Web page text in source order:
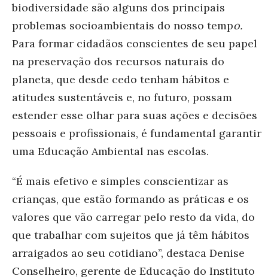
biodiversidade são alguns dos principais
problemas socioambientais do nosso tempo.
Para formar cidadãos conscientes de seu papel
na preservação dos recursos naturais do
planeta, que desde cedo tenham hábitos e
atitudes sustentáveis e, no futuro, possam
estender esse olhar para suas ações e decisões
pessoais e profissionais, é fundamental garantir
uma Educação Ambiental nas escolas.
“É mais efetivo e simples conscientizar as
crianças, que estão formando as práticas e os
valores que vão carregar pelo resto da vida, do
que trabalhar com sujeitos que já têm hábitos
arraigados ao seu cotidiano”, destaca Denise
Conselheiro, gerente de Educação do Instituto